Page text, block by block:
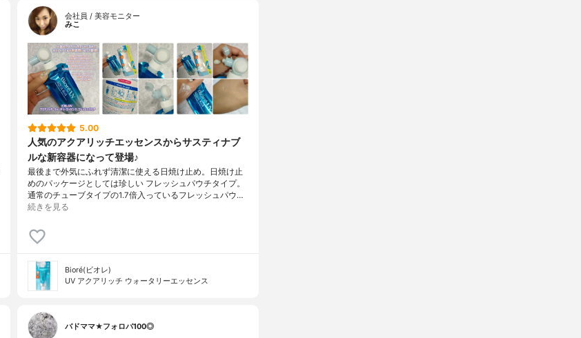
会社員 / 美容モニター
みこ
5.00
人気のアクアリッチエッセンスからサスティナブ
ルな新容器になって登場♪
最後まで外気にふれず清潔に使える日焼け止め。日焼け止
めのパッケージとしては珍しい フレッシュパウチタイプ。
通常のチューブタイプの1.7倍入っているフレッシュパウ…
続きを見る
Bioré(ビオレ)
UV アクアリッチ ウォータリーエッセンス
バドママ★フォロバ100◎